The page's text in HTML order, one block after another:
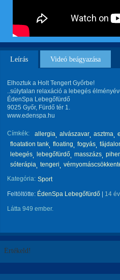
Leírás Videó beágyazása
Elhoztuk a Holt Tengert Győrbe!
..súlytalan relaxáció a lebegés
ÉdenSpa Lebegőfürdő
9025 Győr, Fürdő tér 1.
www.edenspa.hu
Címkék: allergia alvászavar asztma
floatation tank floating fogyás
lebegés
lebegőfürdő masszázs
sóterápia tengeri
Kategória: Sport
Feltöltötte: ÉdenSpa Lebegőfürdő 14
Látta 949 ember.
Értékeld!